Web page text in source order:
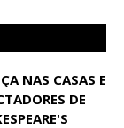
NAS CASAS E
DE